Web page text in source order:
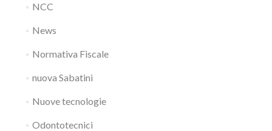
NCC
News
Normativa Fiscale
nuova Sabatini
Nuove tecnologie
Odontotecnici